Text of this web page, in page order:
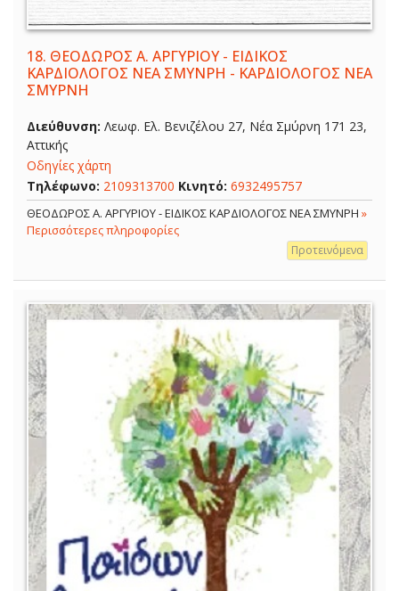
18. ΘΕΟΔΩΡΟΣ Α. ΑΡΓΥΡΙΟΥ - ΕΙΔΙΚΟΣ
ΚΑΡΔΙΟΛΟΓΟΣ ΝΕΑ ΣΜΥΝΡΗ - ΚΑΡΔΙΟΛΟΓΟΣ ΝΕΑ
ΣΜΥΡΝΗ
Διεύθυνση: Λεωφ. Ελ. Βενιζέλου 27, Νέα Σμύρνη 171 23,
Αττικής
Οδηγίες χάρτη
Τηλέφωνο: 2109313700 Κινητό: 6932495757
ΘΕΟΔΩΡΟΣ Α. ΑΡΓΥΡΙΟΥ - ΕΙΔΙΚΟΣ ΚΑΡΔΙΟΛΟΓΟΣ ΝΕΑ ΣΜΥΝΡΗ »
Περισσότερες πληροφορίες
Προτεινόμενα